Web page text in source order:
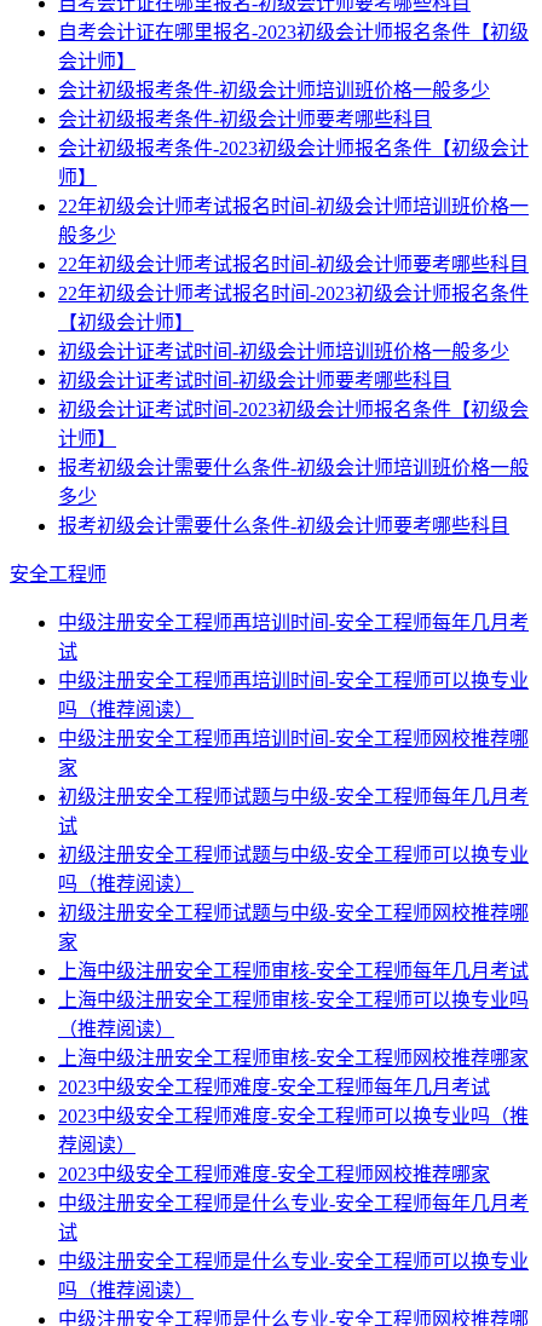
自考会计证在哪里报名-2023初级会计师报名条件【初级
会计师】
会计初级报考条件-初级会计师培训班价格一般多少
会计初级报考条件-初级会计师要考哪些科目
会计初级报考条件-2023初级会计师报名条件【初级会计
师】
22年初级会计师考试报名时间-初级会计师培训班价格一
般多少
22年初级会计师考试报名时间-初级会计师要考哪些科目
22年初级会计师考试报名时间-2023初级会计师报名条件
【初级会计师】
初级会计证考试时间-初级会计师培训班价格一般多少
初级会计证考试时间-初级会计师要考哪些科目
初级会计证考试时间-2023初级会计师报名条件【初级会
计师】
报考初级会计需要什么条件-初级会计师培训班价格一般
多少
报考初级会计需要什么条件-初级会计师要考哪些科目
安全工程师
中级注册安全工程师再培训时间-安全工程师每年几月考
试
中级注册安全工程师再培训时间-安全工程师可以换专业
吗（推荐阅读）
中级注册安全工程师再培训时间-安全工程师网校推荐哪
家
初级注册安全工程师试题与中级-安全工程师每年几月考
试
初级注册安全工程师试题与中级-安全工程师可以换专业
吗（推荐阅读）
初级注册安全工程师试题与中级-安全工程师网校推荐哪
家
上海中级注册安全工程师审核-安全工程师每年几月考试
上海中级注册安全工程师审核-安全工程师可以换专业吗
（推荐阅读）
上海中级注册安全工程师审核-安全工程师网校推荐哪家
2023中级安全工程师难度-安全工程师每年几月考试
2023中级安全工程师难度-安全工程师可以换专业吗（推
荐阅读）
2023中级安全工程师难度-安全工程师网校推荐哪家
中级注册安全工程师是什么专业-安全工程师每年几月考
试
中级注册安全工程师是什么专业-安全工程师可以换专业
吗（推荐阅读）
中级注册安全工程师是什么专业-安全工程师网校推荐哪